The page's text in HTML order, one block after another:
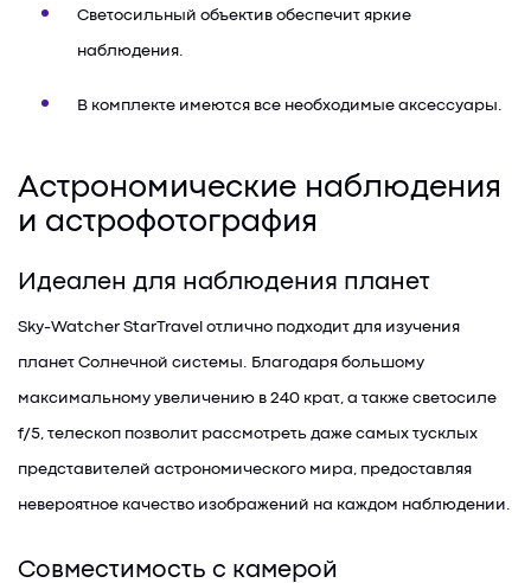
Светосильный объектив обеспечит яркие
наблюдения.
В комплекте имеются все необходимые аксессуары.
Астрономические наблюдения
и астрофотография
Идеален для наблюдения планет
Sky-Watcher StarTravel отлично подходит для изучения
планет Солнечной системы. Благодаря большому
максимальному увеличению в 240 крат, а также светосиле
f/5, телескоп позволит рассмотреть даже самых тусклых
представителей астрономического мира, предоставляя
невероятное качество изображений на каждом наблюдении.
Совместимость с камерой